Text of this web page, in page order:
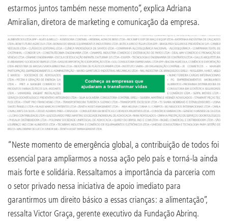
estarmos juntos também nesse momento”, explica Adriana
Amiralian, diretora de marketing e comunicação da empresa.
“Neste momento de emergência global, a contribuição de todos foi
essencial para ampliarmos a nossa ação pelo país e torná-la ainda
mais forte e solidária. Ressaltamos a importância da parceria com
o setor privado nessa iniciativa de apoio imediato para
garantirmos um direito básico a essas crianças: a alimentação”,
ressalta Victor Graça, gerente executivo da Fundação Abrinq.